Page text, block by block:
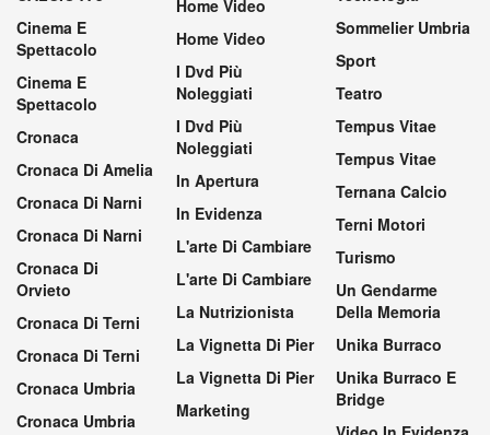
Cinema E
Spettacolo
Cinema E
Spettacolo
Cronaca
Cronaca Di Amelia
Cronaca Di Narni
Cronaca Di Narni
Cronaca Di
Orvieto
Cronaca Di Terni
Cronaca Di Terni
Cronaca Umbria
Cronaca Umbria
Home Video
Home Video
I Dvd Più
Noleggiati
I Dvd Più
Noleggiati
In Apertura
In Evidenza
L'arte Di Cambiare
L'arte Di Cambiare
La Nutrizionista
La Vignetta Di Pier
La Vignetta Di Pier
Marketing
Sommelier Umbria
Sport
Teatro
Tempus Vitae
Tempus Vitae
Ternana Calcio
Terni Motori
Turismo
Un Gendarme
Della Memoria
Unika Burraco
Unika Burraco E
Bridge